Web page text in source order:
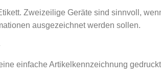
Zweizeilige Geräte sind sinnvoll,
ausgezeichnet werden sollen.
einfache Artikelkennzeichnung